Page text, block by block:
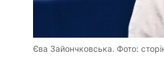
Єва Зайончковська. Фото: